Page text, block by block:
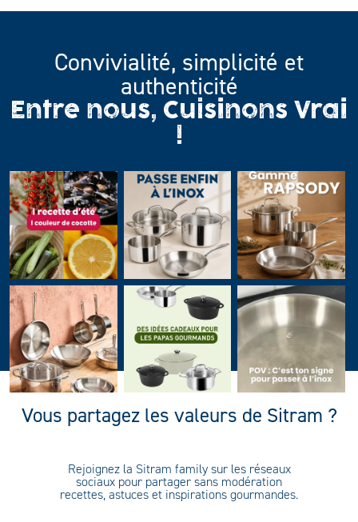
Convivialité, simplicité et
authenticité
Entre nous, Cuisinons Vrai
!
Vous partagez les valeurs de Sitram ?
Rejoignez la Sitram family sur les réseaux
sociaux pour partager sans modération
recettes, astuces et inspirations gourmandes.